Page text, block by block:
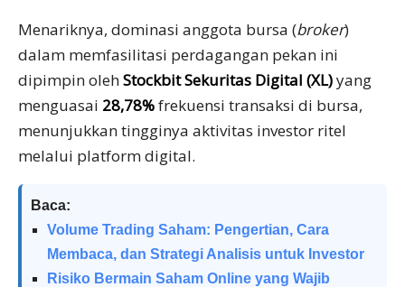
Menariknya, dominasi anggota bursa (broker)
dalam memfasilitasi perdagangan pekan ini
dipimpin olehStockbit Sekuritas Digital (XL)yang
menguasai 28,78%frekuensi transaksi di bursa,
menunjukkan tingginya aktivitas investor ritel
melalui platform digital.
Baca:
Volume Trading Saham: Pengertian, Cara
Membaca, dan Strategi Analisis untuk Investor
Risiko Bermain Saham Online yang Wajib